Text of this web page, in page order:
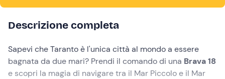
Descrizione completa
Sapevi che Taranto è l'unica città al mondo a essere
bagnata da due mari? Prendi il comando di una Brava 18
e scopri la magia di navigare tra il Mar Piccolo e il Mar